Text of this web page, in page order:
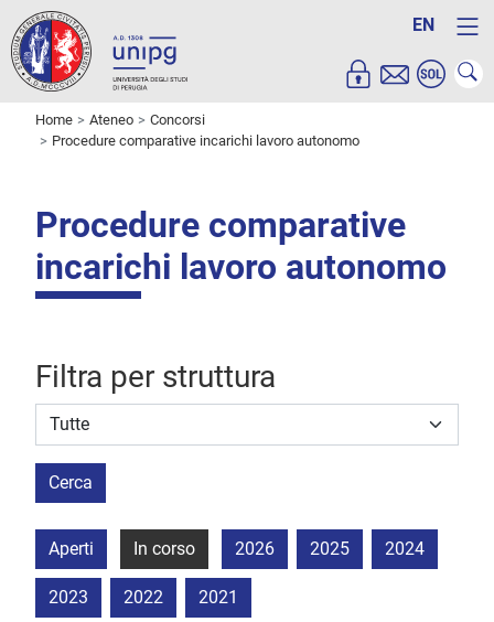
EN
Home Ateneo
Concorsi
Procedure comparative incarichi lavoro autonomo
Procedure comparative
incarichi lavoro autonomo
Filtra per struttura
Struttura stipulante
Cerca
Aperti In corso 2026 2025 2024
2023 2022 2021